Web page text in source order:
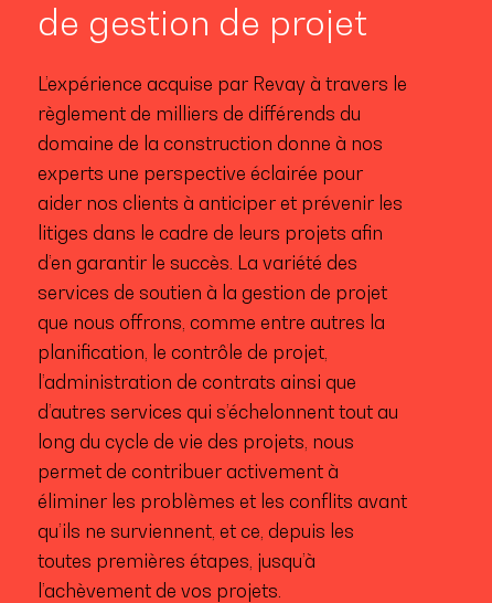
de gestion de projet
L’expérience acquise par Revay à travers le
règlement de milliers de différends du
domaine de la construction donne à nos
experts une perspective éclairée pour
aider nos clients à anticiper et prévenir les
litiges dans le cadre de leurs projets afin
d’en garantir le succès. La variété des
services de soutien à la gestion de projet
que nous offrons, comme entre autres la
planification, le contrôle de projet,
l’administration de contrats ainsi que
d’autres services qui s’échelonnent tout au
long du cycle de vie des projets, nous
permet de contribuer activement à
éliminer les problèmes et les conflits avant
qu’ils ne surviennent, et ce, depuis les
toutes premières étapes, jusqu’à
l’achèvement de vos projets.